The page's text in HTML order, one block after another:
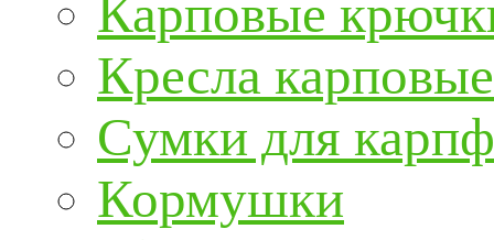
Карповые
Кресла карповые
Сумки для
Кормушки